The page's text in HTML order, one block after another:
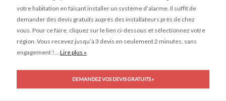
votre habitation en faisant installer un système d’alarme. Il suffit de
demander des devis gratuits auprès des installateurs près de chez
vous. Pour ce faire, cliquez sur le lien ci-dessous et sélectionnez votre
région. Vous recevez jusqu’à 3 devis en seulement 2 minutes, sans
engagement !... Lire plus »
DEMANDEZ VOS DEVIS GRATUITS »